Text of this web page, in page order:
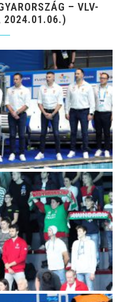
– VLV-
2024.01.06.)